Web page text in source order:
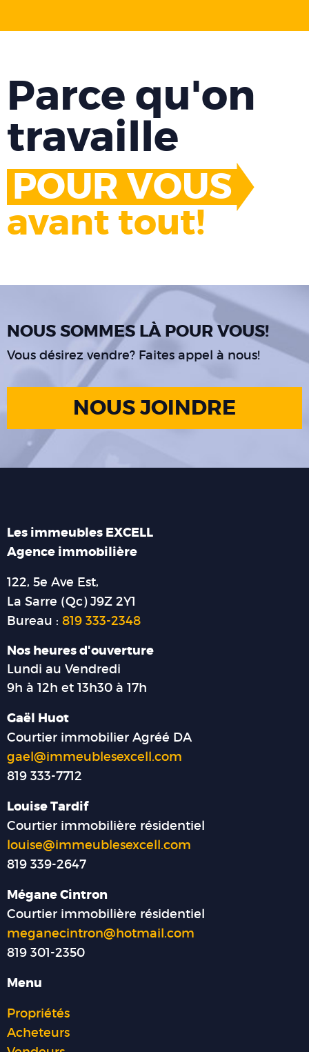
Parce qu'on
travaille
POUR VOUS
avant tout!
NOUS SOMMES LÀ POUR VOUS!
Vous désirez vendre? Faites appel à nous!
NOUS JOINDRE
Les immeubles EXCELL
Agence immobilière
122, 5e Ave Est,
La Sarre (Qc) J9Z 2Y1
Bureau : 819 333-2348
Nos heures d'ouverture
Lundi au Vendredi
9h à 12h et 13h30 à 17h
Gaël Huot
Courtier immobilier Agréé DA
gael@immeublesexcell.com
819 333-7712
Louise Tardif
Courtier immobilière résidentiel
louise@immeublesexcell.com
819 339-2647
Mégane Cintron
Courtier immobilière résidentiel
meganecintron@hotmail.com
819 301-2350
Menu
Propriétés
Acheteurs